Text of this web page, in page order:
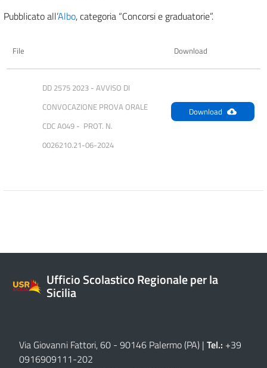
Pubblicato all’Albo, categoria “Concorsi e graduatorie”.
File Download
DD 2575 2023 - AVVISO DI
CONVOCAZIONE PROVA ORALE
CDC A049 -  PROT. N.
0026210.21-06-2024
Download
Ufficio Scolastico Regionale per la
Sicilia
Via Giovanni Fattori, 60 - 90146 Palermo (PA) | Tel.: +39
0916909111-202